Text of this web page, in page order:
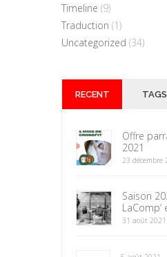
Timeline (9)
Traduction (1)
Uncategorized (34)
RECENT TAGS
Offre
2021
23 décembre
Saison
LaComp’
31 août 2021